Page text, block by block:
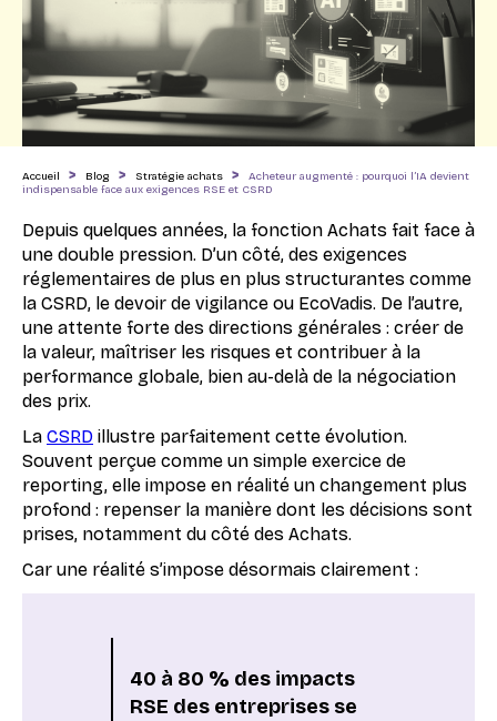
Accueil > Blog > Stratégie achats >
Acheteur augmenté : pourquoi l’IA devient
indispensable face aux exigences RSE et CSRD
Depuis quelques années, la fonction Achats fait face à
une double pression. D’un côté, des exigences
réglementaires de plus en plus structurantes comme
la CSRD, le devoir de vigilance ou EcoVadis. De l’autre,
une attente forte des directions générales : créer de
la valeur, maîtriser les risques et contribuer à la
performance globale, bien au-delà de la négociation
des prix.
La CSRD illustre parfaitement cette évolution.
Souvent perçue comme un simple exercice de
reporting, elle impose en réalité un changement plus
profond : repenser la manière dont les décisions sont
prises, notamment du côté des Achats.
Car une réalité s’impose désormais clairement :
40 à 80 % des impacts
RSE des entreprises se